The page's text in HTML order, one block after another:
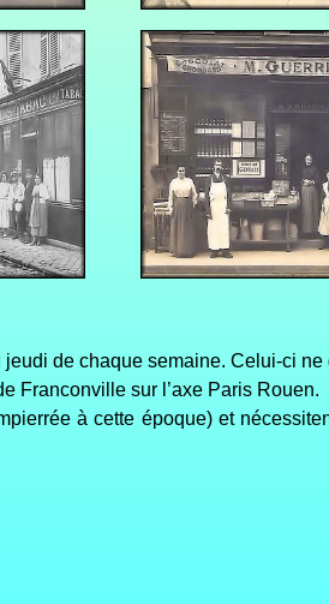
de chaque semaine. Celui-ci
Franconville sur l’axe Paris Rouen.
à cette époque) et